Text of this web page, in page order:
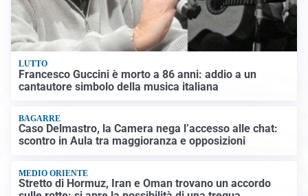
LUTTO
Francesco Guccini è morto a 86 anni: addio a un
cantautore simbolo della musica italiana
BAGARRE
Caso Delmastro, la Camera nega l’accesso alle chat:
scontro in Aula tra maggioranza e opposizioni
MEDIO ORIENTE
Stretto di Hormuz, Iran e Oman trovano un accordo